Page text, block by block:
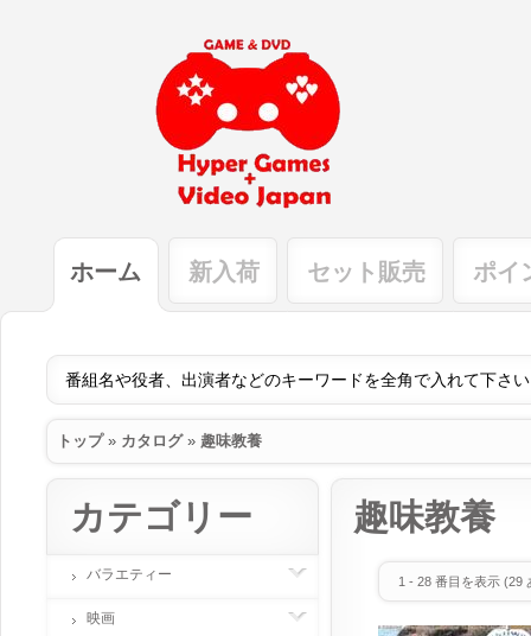
ホーム 新入荷 セット販売 ポイ
トップ» カタログ» 趣味教養
趣味教養
1 - 28 番目を表示 (29
カテゴリー
バラエティー
映画